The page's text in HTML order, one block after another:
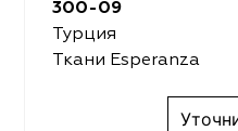
300-09
Турция
Ткани Esperanza